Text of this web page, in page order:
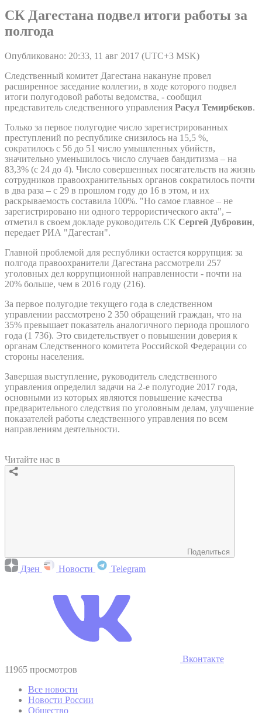
СК Дагестана подвел итоги работы за
полгода
Опубликовано: 20:33, 11 авг 2017 (UTC+3 MSK)
Следственный комитет Дагестана накануне провел
расширенное заседание коллегии, в ходе которого подвел
итоги полугодовой работы ведомства, - сообщил
представитель следственного управления Расул Темирбеков.
Только за первое полугодие число зарегистрированных
преступлений по республике снизилось на 15,5 %,
сократилось с 56 до 51 число умышленных убийств,
значительно уменьшилось число случаев бандитизма – на
83,3% (с 24 до 4). Число совершенных посягательств на жизнь
сотрудников правоохранительных органов сократилось почти
в два раза – с 29 в прошлом году до 16 в этом, и их
раскрываемость составила 100%. "Но самое главное – не
зарегистрировано ни одного террористического акта", –
отметил в своем докладе руководитель СК Сергей Дубровин,
передает РИА "Дагестан".
Главной проблемой для республики остается коррупция: за
полгода правоохранители Дагестана рассмотрели 257
уголовных дел коррупционной направленности - почти на
20% больше, чем в 2016 году (216).
За первое полугодие текущего года в следственном
управлении рассмотрено 2 350 обращений граждан, что на
35% превышает показатель аналогичного периода прошлого
года (1 736). Это свидетельствует о повышении доверия к
органам Следственного комитета Российской Федерации со
стороны населения.
Завершая выступление, руководитель следственного
управления определил задачи на 2-е полугодие 2017 года,
основными из которых являются повышение качества
предварительного следствия по уголовным делам, улучшение
показателей работы следственного управления по всем
направлениям деятельности.
Читайте нас в
Поделиться
Дзен Новости Telegram
Вконтакте
11965 просмотров
Все новости
Новости России
Общество